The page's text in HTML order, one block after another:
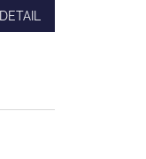
DETAIL